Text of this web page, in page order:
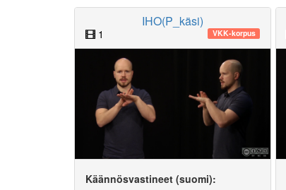
IHO(P_käsi)
1 VKK-korpus
Käännösvastineet (suomi):